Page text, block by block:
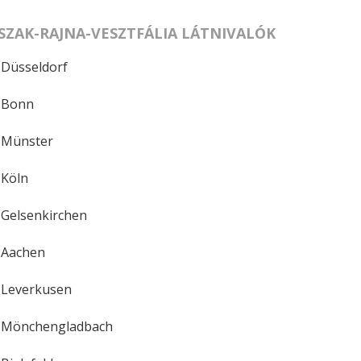
RAJNA-VESZTFÁLIA LÁTNIVALÓK
Düsseldorf
Bonn
Münster
Köln
Gelsenkirchen
Aachen
Leverkusen
Mönchengladbach